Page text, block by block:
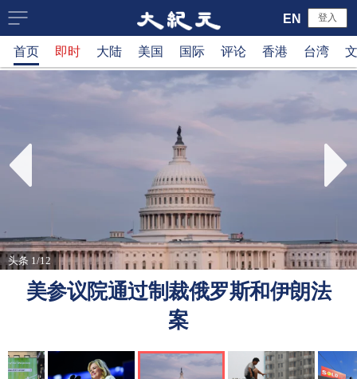
大
纪
元
新
网
登入
EN
首页 即时 大陆 美国 国际 评论 香港 台湾
头条 1/12
美参议院通过制裁俄罗斯和伊朗法
案